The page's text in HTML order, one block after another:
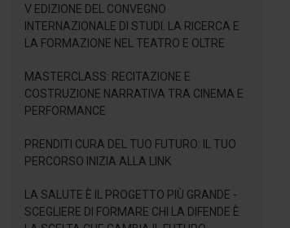
V EDIZIONE DEL CONVEGNO
INTERNAZIONALE DI STUDI. LA RICERCA E
LA FORMAZIONE NEL TEATRO E OLTRE
MASTERCLASS: RECITAZIONE E
COSTRUZIONE NARRATIVA TRA CINEMA E
PERFORMANCE
PRENDITI CURA DEL TUO FUTURO: IL TUO
PERCORSO INIZIA ALLA LINK
LA SALUTE È IL PROGETTO PIÙ GRANDE -
SCEGLIERE DI FORMARE CHI LA DIFENDE È